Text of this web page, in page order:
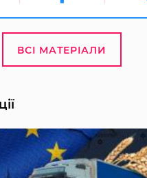
ВСІ МАТЕРІАЛИ